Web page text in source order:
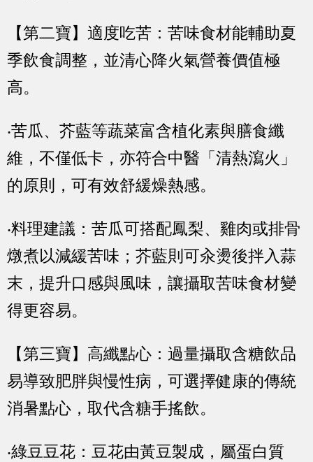
【第二寶】適度吃苦：苦味食材能輔助夏
季飲食調整，並清心降火氣營養價值極
高。
‧苦瓜、芥藍等蔬菜富含植化素與膳食纖
維，不僅低卡，亦符合中醫「清熱瀉火」
的原則，可有效舒緩燥熱感。
‧料理建議：苦瓜可搭配鳳梨、雞肉或排骨
燉煮以減緩苦味；芥藍則可汆燙後拌入蒜
末，提升口感與風味，讓攝取苦味食材變
得更容易。
【第三寶】高纖點心：過量攝取含糖飲品
易導致肥胖與慢性病，可選擇健康的傳統
消暑點心，取代含糖手搖飲。
‧綠豆豆花：豆花由黃豆製成，屬蛋白質